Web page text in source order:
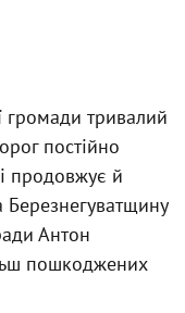
громади тривалий
постійно
продовжує й
Березнегуватщину
Антон
пошкоджених